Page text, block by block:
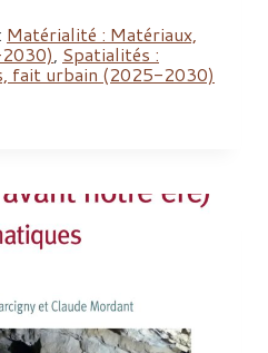
Matérialité : Matériaux,
, Spatialités :
fait urbain (2025-2030)